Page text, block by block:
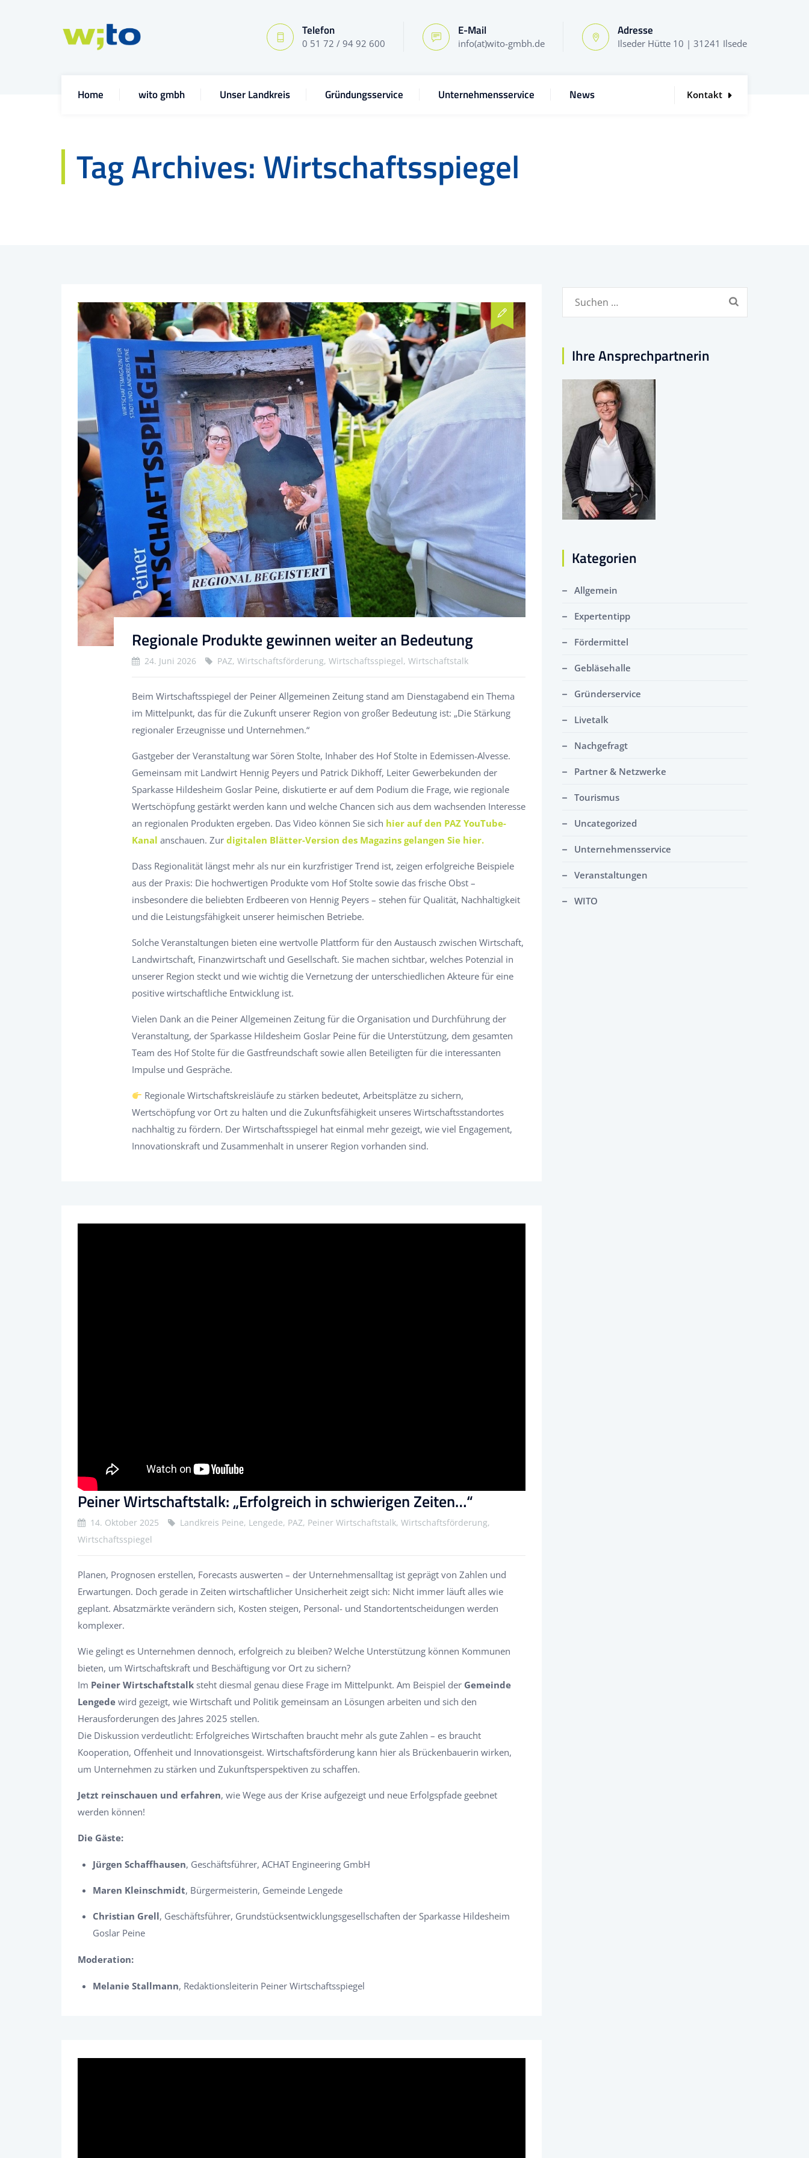
Telefon
0 51 72 / 94 92 600
E-Mail
info(at)wito-gmbh.de
Adresse
Ilseder Hütte 10 | 31241 Ilsede
Home wito gmbh Unser Landkreis Gründungsservice Unternehmensservice News Kontakt
Tag Archives:Wirtschaftsspiegel
Regionale Produkte gewinnen weiter an Bedeutung
24. Juni 2026 PAZ, Wirtschaftsförderung, Wirtschaftsspiegel, Wirtschaftstalk
Beim Wirtschaftsspiegel der Peiner Allgemeinen Zeitung stand am Dienstagabend ein Thema
im Mittelpunkt, das für die Zukunft unserer Region von großer Bedeutung ist: „Die Stärkung
regionaler Erzeugnisse und Unternehmen.“
Gastgeber der Veranstaltung war Sören Stolte, Inhaber des Hof Stolte in Edemissen-Alvesse.
Gemeinsam mit Landwirt Hennig Peyers und Patrick Dikhoff, Leiter Gewerbekunden der
Sparkasse Hildesheim Goslar Peine, diskutierte er auf dem Podium die Frage, wie regionale
Wertschöpfung gestärkt werden kann und welche Chancen sich aus dem wachsenden Interesse
an regionalen Produkten ergeben. Das Video können Sie sich hier auf den PAZ YouTube-
Kanal anschauen. Zur digitalen Blätter-Version des Magazins gelangen Sie hier.
Dass Regionalität längst mehr als nur ein kurzfristiger Trend ist, zeigen erfolgreiche Beispiele
aus der Praxis: Die hochwertigen Produkte vom Hof Stolte sowie das frische Obst –
insbesondere die beliebten Erdbeeren von Hennig Peyers – stehen für Qualität, Nachhaltigkeit
und die Leistungsfähigkeit unserer heimischen Betriebe.
Solche Veranstaltungen bieten eine wertvolle Plattform für den Austausch zwischen Wirtschaft,
Landwirtschaft, Finanzwirtschaft und Gesellschaft. Sie machen sichtbar, welches Potenzial in
unserer Region steckt und wie wichtig die Vernetzung der unterschiedlichen Akteure für eine
positive wirtschaftliche Entwicklung ist.
Vielen Dank an die Peiner Allgemeinen Zeitung für die Organisation und Durchführung der
Veranstaltung, der Sparkasse Hildesheim Goslar Peine für die Unterstützung, dem gesamten
Team des Hof Stolte für die Gastfreundschaft sowie allen Beteiligten für die interessanten
Impulse und Gespräche.
Regionale Wirtschaftskreisläufe zu stärken bedeutet, Arbeitsplätze zu sichern,
Wertschöpfung vor Ort zu halten und die Zukunftsfähigkeit unseres Wirtschaftsstandortes
nachhaltig zu fördern. Der Wirtschaftsspiegel hat einmal mehr gezeigt, wie viel Engagement,
Innovationskraft und Zusammenhalt in unserer Region vorhanden sind.
Peiner Wirtschaftstalk: „Erfolgreich in schwierigen Zeiten…“
14. Oktober 2025
Landkreis Peine, Lengede, PAZ, Peiner Wirtschaftstalk, Wirtschaftsförderung,
Wirtschaftsspiegel
Planen, Prognosen erstellen, Forecasts auswerten – der Unternehmensalltag ist geprägt von Zahlen und
Erwartungen. Doch gerade in Zeiten wirtschaftlicher Unsicherheit zeigt sich: Nicht immer läuft alles wie
geplant. Absatzmärkte verändern sich, Kosten steigen, Personal- und Standortentscheidungen werden
komplexer.
Wie gelingt es Unternehmen dennoch, erfolgreich zu bleiben? Welche Unterstützung können Kommunen
bieten, um Wirtschaftskraft und Beschäftigung vor Ort zu sichern?
Im Peiner Wirtschaftstalk steht diesmal genau diese Frage im Mittelpunkt. Am Beispiel der Gemeinde
Lengede wird gezeigt, wie Wirtschaft und Politik gemeinsam an Lösungen arbeiten und sich den
Herausforderungen des Jahres 2025 stellen.
Die Diskussion verdeutlicht: Erfolgreiches Wirtschaften braucht mehr als gute Zahlen – es braucht
Kooperation, Offenheit und Innovationsgeist. Wirtschaftsförderung kann hier als Brückenbauerin wirken,
um Unternehmen zu stärken und Zukunftsperspektiven zu schaffen.
Jetzt reinschauen und erfahren, wie Wege aus der Krise aufgezeigt und neue Erfolgspfade geebnet
werden können!
Die Gäste:
Jürgen Schaffhausen, Geschäftsführer, ACHAT Engineering GmbH
Maren Kleinschmidt, Bürgermeisterin, Gemeinde Lengede
Christian Grell, Geschäftsführer, Grundstücksentwicklungsgesellschaften der Sparkasse Hildesheim
Goslar Peine
Moderation:
Melanie Stallmann, Redaktionsleiterin Peiner Wirtschaftsspiegel
Suchen
Ihre Ansprechpartnerin
Kategorien
Allgemein
Expertentipp
Fördermittel
Gebläsehalle
Gründerservice
Livetalk
Nachgefragt
Partner & Netzwerke
Tourismus
Uncategorized
Unternehmensservice
Veranstaltungen
WITO